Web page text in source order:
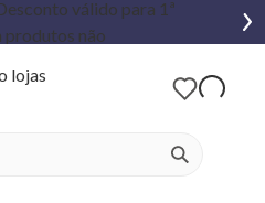
ver